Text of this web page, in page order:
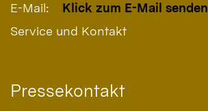
E-Mail:
Klick zum E-Mail senden
Service und Kontakt
Pressekontakt